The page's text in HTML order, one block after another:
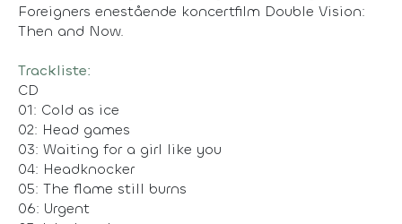
Foreigners enestående koncertfilm Double Vision:
Then and Now.
Trackliste:
CD
01: Cold as ice
02: Head games
03: Waiting for a girl like you
04: Headknocker
05: The flame still burns
06: Urgent